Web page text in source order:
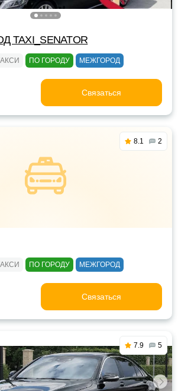
TAXI_SENATOR
ПО ГОРОДУ МЕЖГОРОД
Связаться
8.1 2
ПО ГОРОДУ МЕЖГОРОД
Связаться
7.9 5